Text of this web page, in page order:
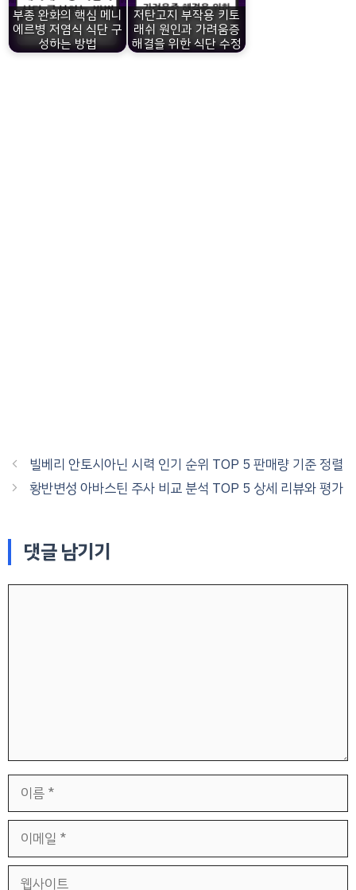
부종 완화의 핵심 메니
에르병 저염식 식단 구
성하는 방법
저탄고지 부작용 키토
래쉬 원인과 가려움증
해결을 위한 식단 수정
빌베리 안토시아닌 시력 인기 순위 TOP 5 판매량 기준 정렬
황반변성 아바스틴 주사 비교 분석 TOP 5 상세 리뷰와 평가
댓글 남기기
일